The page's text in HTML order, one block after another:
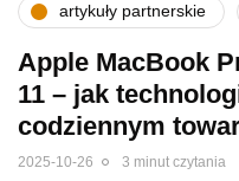
artykuły partnerskie
Apple MacBook
11 – jak
codziennym
2025-10-26 3 minut czytania